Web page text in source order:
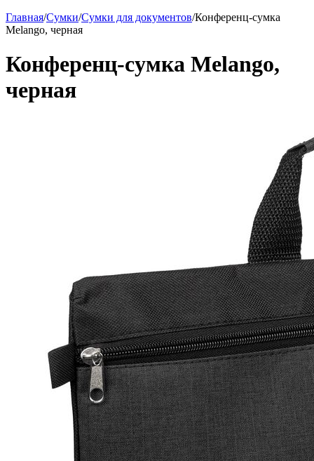
Главная/Сумки/Сумки для документов/Конференц-сумка
Melango, черная
Конференц-сумка Melango,
черная